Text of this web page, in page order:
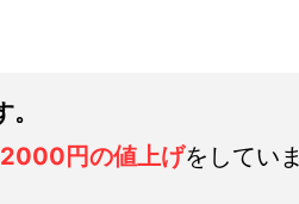
円の値上げをしていま